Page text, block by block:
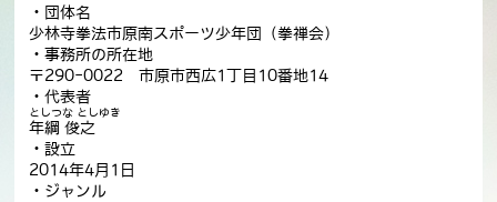
・団体名
少林寺拳法市原南スポーツ少年団（拳禅会）
・事務所の所在地
〒290-0022 市原市西広1丁目10番地14
・代表者
としつな としゆき
年綱 俊之
・設立
2014年4月1日
・ジャンル